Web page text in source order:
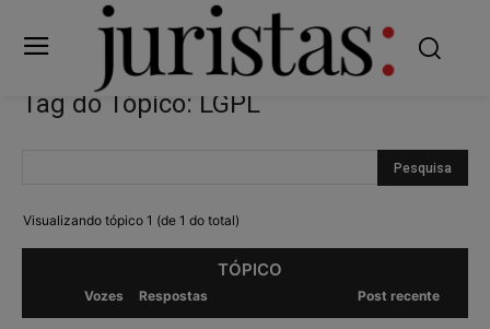
Tag do Tópico: LGPL
Visualizando tópico 1 (de 1 do total)
TÓPICO
Vozes Respostas Post recente